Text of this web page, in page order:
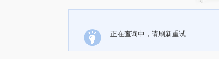
正在查询中，请刷新重试